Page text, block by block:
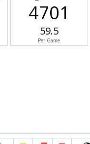
4701
59.5
Per Game